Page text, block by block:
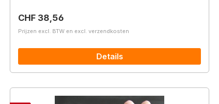
Normale prijs:
CHF 38,56
Prijzen excl. BTW en excl. verzendkosten
Details